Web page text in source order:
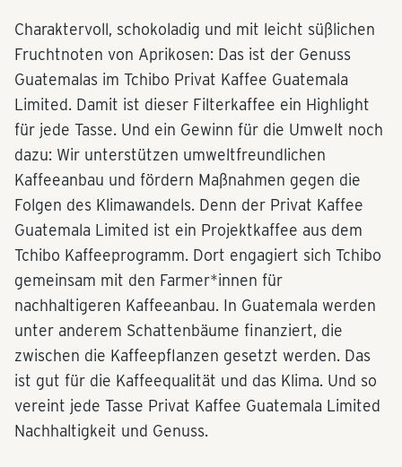
Charaktervoll, schokoladig und mit leicht süßlichen
Fruchtnoten von Aprikosen: Das ist der Genuss
Guatemalas im Tchibo Privat Kaffee Guatemala
Limited. Damit ist dieser Filterkaffee ein Highlight
für jede Tasse. Und ein Gewinn für die Umwelt noch
dazu: Wir unterstützen umweltfreundlichen
Kaffeeanbau und fördern Maßnahmen gegen die
Folgen des Klimawandels. Denn der Privat Kaffee
Guatemala Limited ist ein Projektkaffee aus dem
Tchibo Kaffeeprogramm. Dort engagiert sich Tchibo
gemeinsam mit den Farmer*innen für
nachhaltigeren Kaffeeanbau. In Guatemala werden
unter anderem Schattenbäume finanziert, die
zwischen die Kaffeepflanzen gesetzt werden. Das
ist gut für die Kaffeequalität und das Klima. Und so
vereint jede Tasse Privat Kaffee Guatemala Limited
Nachhaltigkeit und Genuss.